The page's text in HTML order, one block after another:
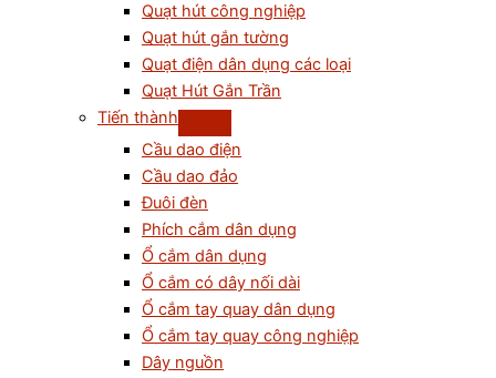
Quạt hút công nghiệp
Quạt hút gắn tường
Quạt điện dân dụng các loại
Quạt Hút Gắn Trần
Tiến thành
Cầu dao điện
Cầu dao đảo
Đuôi đèn
Phích cắm dân dụng
Ổ cắm dân dụng
Ổ cắm có dây nối dài
Ổ cắm tay quay dân dụng
Ổ cắm tay quay công nghiệp
Dây nguồn